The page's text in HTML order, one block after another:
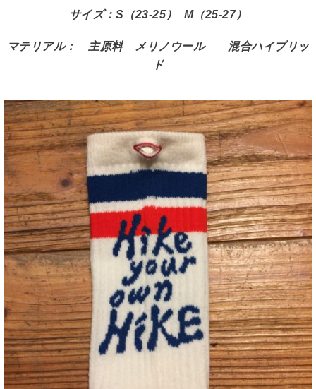
サイズ：S（23-25） M（25-27）
マテリアル： 主原料 メリノウール 混合ハイブリッ
ド